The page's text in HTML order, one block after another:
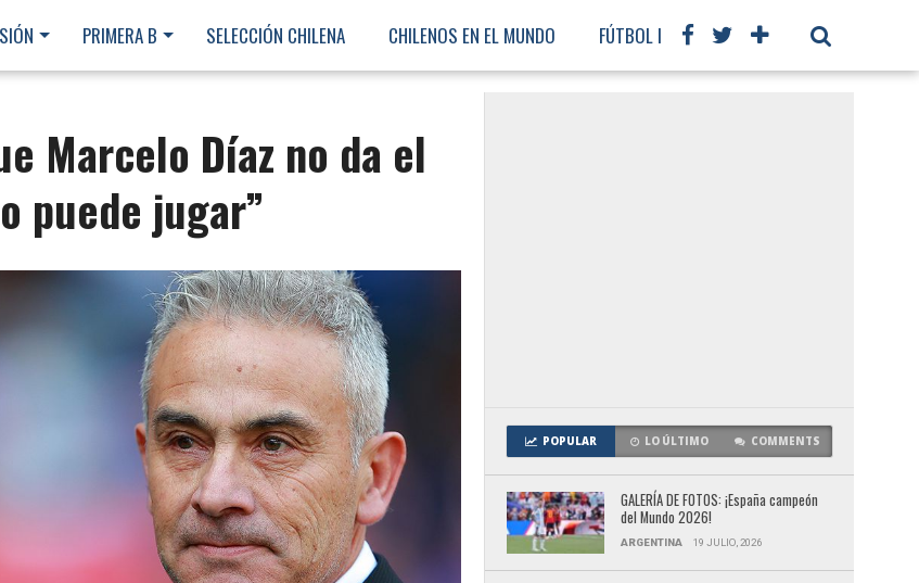
PRIMERA B SELECCIÓN CHILENA CHILENOS EN EL MUNDO FÚTBOL INTERNACIONAL
Marcelo Díaz no da el
puede jugar”
POPULAR LO ÚLTIMO COMMENTS
GALERÍA DE FOTOS: ¡España campeón
del Mundo 2026!
ARGENTINA 19 JULIO, 2026